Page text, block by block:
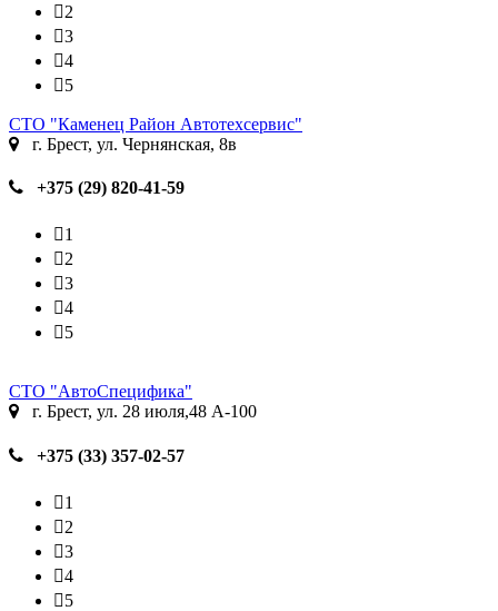
2
3
4
5
СТО "Каменец Район Автотехсервис"
г. Брест, ул. Чернянская, 8в
+375 (29) 820-41-59
1
2
3
4
5
СТО "АвтоСпецифика"
г. Брест, ул. 28 июля,48 А-100
+375 (33) 357-02-57
1
2
3
4
5